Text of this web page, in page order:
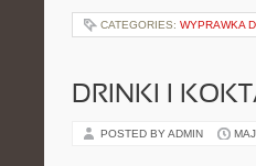
CATEGORIES: WYPRAWKA
DRINKI I
POSTED BY ADMIN